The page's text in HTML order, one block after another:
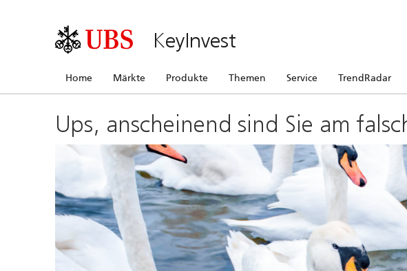
KeyInvest
Home Märkte Produkte Themen Service TrendRadar
Ups, anscheinend sind Sie am